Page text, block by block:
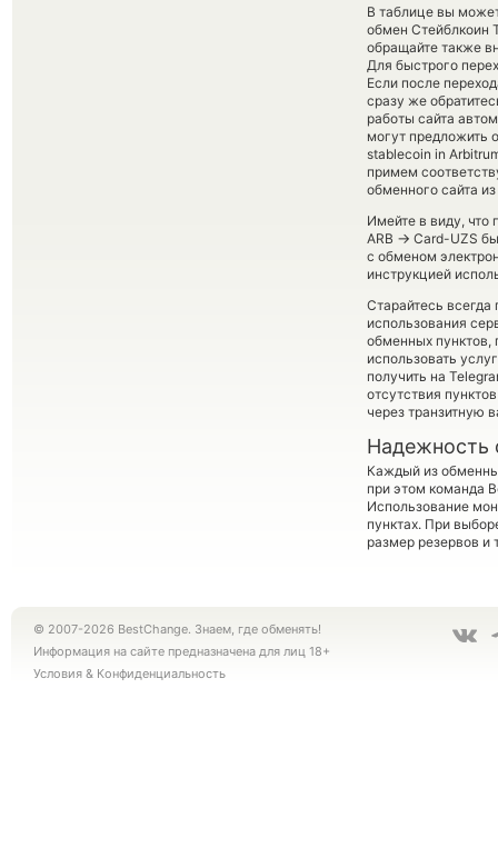
В таблице вы
обмен Стейблкоин
обращайте также
Для быстрого
Если после
сразу же
работы сайта
могут предложить
stablecoin in
примем
обменного сайта
Имейте в виду, что
ARB → Card-UZS
с обменом
инструкцией
Старайтесь
использования
обменных
использовать
получить на
отсутствия
через транзитную
Надежность
Каждый из
при этом команда
Использование
пунктах. При
размер резервов и
© 2007-2026 BestChange. Знаем, где обменять!
Информация на сайте предназначена для лиц 18+
Условия & Конфиденциальность